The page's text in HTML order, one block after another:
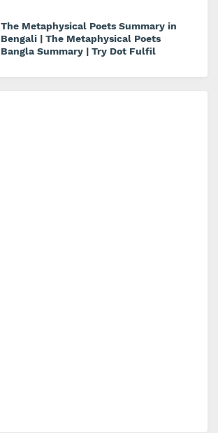
The Metaphysical Poets Summary in
Bengali | The Metaphysical Poets
Bangla Summary | Try Dot Fulfil